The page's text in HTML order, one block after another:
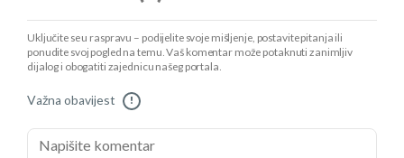
Uključite se u raspravu – podijelite svoje mišljenje, postavite pitanja ili
ponudite svoj pogled na temu. Vaš komentar može potaknuti zanimljiv
dijalog i obogatiti zajednicu našeg portala.
Važna obavijest !